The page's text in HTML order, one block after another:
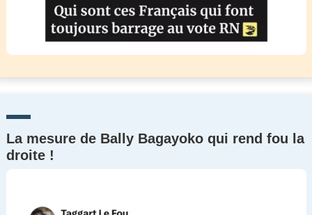
La mesure de Bally Bagayoko qui rend fou la
droite !